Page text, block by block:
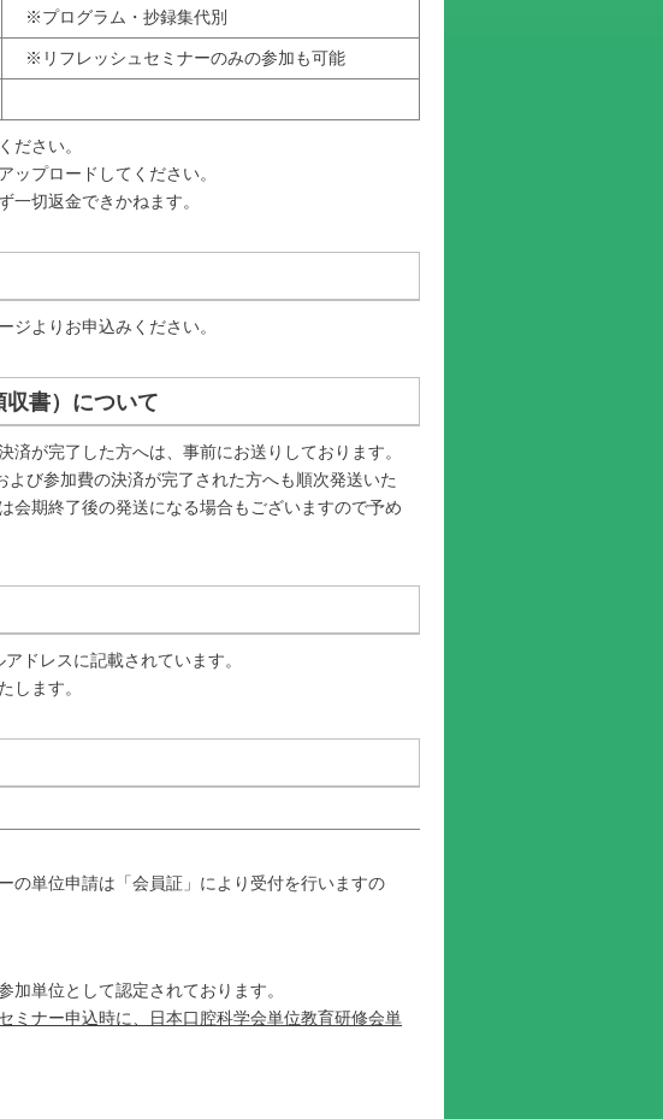
※プログラム・抄録集代別
※リフレッシュセミナーのみの参加も可能
ださい。
プロードしてください。
切返金できかねます。
ジよりお申込みください。
書）について
が完了した方へは、事前にお送りしております。
び参加費の決済が完了された方へも順次発送いた
会期終了後の発送になる場合もございますので予め
ドレスに記載されています。
します。
の単位申請は「会員証」により受付を行いますの
単位として認定されております。
ミナー申込時に、日本口腔科学会単位教育研修会単